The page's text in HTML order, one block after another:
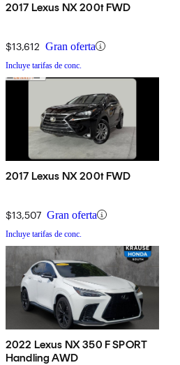
2017 Lexus NX 200t FWD
$13,612 Gran oferta
Incluye tarifas de conc.
2017 Lexus NX 200t FWD
$13,507 Gran oferta
Incluye tarifas de conc.
2022 Lexus NX 350 F SPORT
Handling AWD